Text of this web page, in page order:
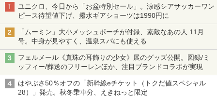
ユニクロ、今日から「お盆特別セール」。涼感シアサッカーワン
ピース待望値下げ、撥水ギアショーツは1990円に
「ムーミン」大小メッシュポーチが付録、素敵なあの人 11月
号。中身が見やすく、温泉スパにも使える
フェルメール《真珠の耳飾りの少女》展のグッズ公開。図録/ミ
ッフィー/葬送のフリーレンほか、注目ブランドコラボが実現
はやぶさ50％オフの「新幹線eチケット（トクだ値スペシャル
28）」発売。秋冬乗車分、えきねっと限定